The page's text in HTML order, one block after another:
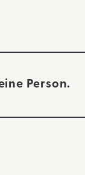
Person.